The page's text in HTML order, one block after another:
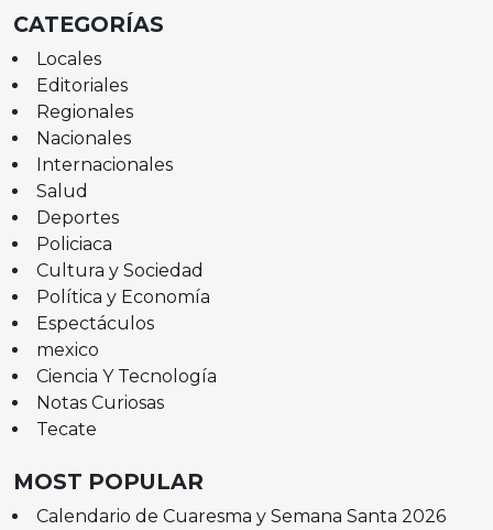
CATEGORÍAS
Locales
Editoriales
Regionales
Nacionales
Internacionales
Salud
Deportes
Policiaca
Cultura y Sociedad
Política y Economía
Espectáculos
mexico
Ciencia Y Tecnología
Notas Curiosas
Tecate
MOST POPULAR
Calendario de Cuaresma y Semana Santa 2026